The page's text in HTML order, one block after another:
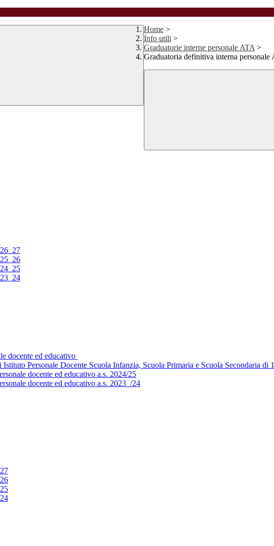
Home >
Info utili >
Graduatorie interne personale ATA >
Graduatoria definitiva interna personale
docente ed educativo
Personale Docente Scuola Infanzia, Scuola Primaria e Scuola Secondaria di
docente ed educativo a.s. 2024/25
docente ed educativo a.s. 2023_/24